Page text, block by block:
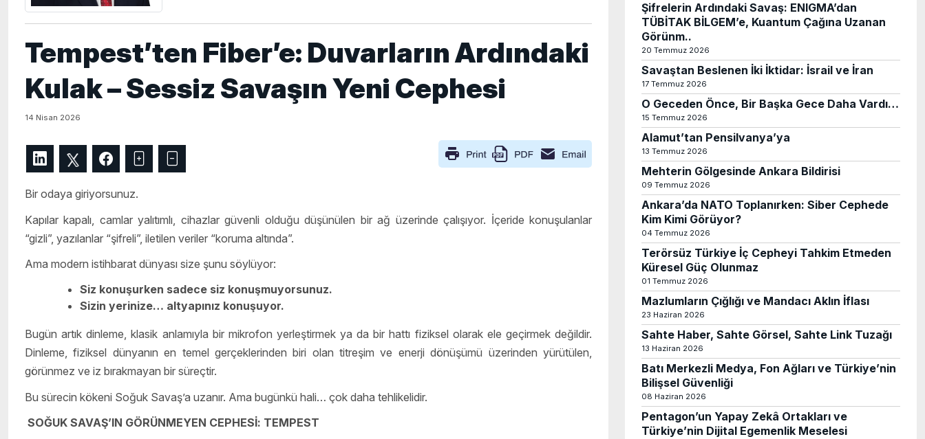
Tempest’ten Fiber’e: Duvarların Ardındaki
Kulak – Sessiz Savaşın Yeni Cephesi
14 Nisan 2026
Bir odaya giriyorsunuz.
Kapılar kapalı, camlar yalıtımlı, cihazlar güvenli olduğu düşünülen bir ağ üzerinde çalışıyor. İçeride konuşulanlar
“gizli”, yazılanlar “şifreli”, iletilen veriler “koruma altında”.
Ama modern istihbarat dünyası size şunu söylüyor:
Siz konuşurken sadece siz konuşmuyorsunuz.
Sizin yerinize… altyapınız konuşuyor.
Bugün artık dinleme, klasik anlamıyla bir mikrofon yerleştirmek ya da bir hattı fiziksel olarak ele geçirmek değildir.
Dinleme, fiziksel dünyanın en temel gerçeklerinden biri olan titreşim ve enerji dönüşümü üzerinden yürütülen,
görünmez ve iz bırakmayan bir süreçtir.
Bu sürecin kökeni Soğuk Savaş’a uzanır. Ama bugünkü hali… çok daha tehlikelidir.
SOĞUK SAVAŞ’IN GÖRÜNMEYEN CEPHESİ: TEMPEST
Şifrelerin Ardındaki Savaş: ENIGMA’dan
TÜBİTAK BİLGEM’e, Kuantum Çağına Uzanan
Görünm..
20 Temmuz 2026
Savaştan Beslenen İki İktidar: İsrail ve İran
17 Temmuz 2026
O Geceden Önce, Bir Başka Gece Daha Vardı…
15 Temmuz 2026
Alamut’tan Pensilvanya’ya
13 Temmuz 2026
Mehterin Gölgesinde Ankara Bildirisi
09 Temmuz 2026
Ankara’da NATO Toplanırken: Siber Cephede
Kim Kimi Görüyor?
04 Temmuz 2026
Terörsüz Türkiye İç Cepheyi Tahkim Etmeden
Küresel Güç Olunmaz
01 Temmuz 2026
Mazlumların Çığlığı ve Mandacı Aklın İflası
23 Haziran 2026
Sahte Haber, Sahte Görsel, Sahte Link Tuzağı
13 Haziran 2026
Batı Merkezli Medya, Fon Ağları ve Türkiye’nin
Bilişsel Güvenliği
08 Haziran 2026
Pentagon’un Yapay Zekâ Ortakları ve
Türkiye’nin Dijital Egemenlik Meselesi